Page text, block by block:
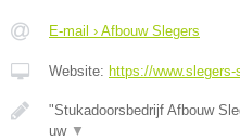
E-mail › Afbouw Slegers
Website: https://www.slegers-
"Stukadoorsbedrijf Afbouw
uw ▼